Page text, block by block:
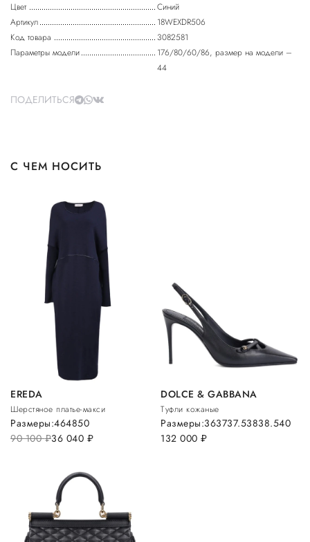
Цвет
Синий
Артикул
18WEXDR506
Код товара
3082581
Параметры модели
176/80/60/86, размер на модели –
44
ПОДЕЛИТЬСЯ
С ЧЕМ НОСИТЬ
EREDA
Шерстяное платье-макси
90 100руб.36 040 руб.
Размеры:464850
DOLCE & GABBANA
Туфли кожаные
132 000руб.
Размеры:363737.53838.540